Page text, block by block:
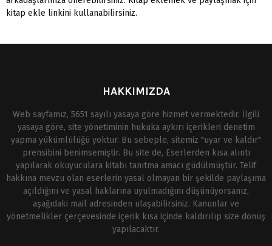
kitap ekle linkini kullanabilirsiniz.
HAKKIMIZDA
Web sayfamız, 5651 sayılı yasaya göre hizmet vermektedir. İlgili
yasaya göre, site yönetiminin hukuka aykırı içerikleri denetim
yapma yükümlülüğü yoktur. Bu sebeple, sitemiz "uyar ve kaldır"
prensibini benimsemiştir. Bu site de, Eserlerden kısa alıntı
yapılarak okuyuculara kitabı tanıtma amacı güdülmüştür. Telif
hakkına mevzu olan eserlerin yasal olmayan bir şekilde paylaşıma
açıldığını ve yasal haklarına uyulmadığını düşünüyorsanız,
aşağıdaki mail adresinden ulaşabilirsiniz. Kanunlar ve
yönetmelikler çerçevesinde içerik kısa içinde kaldırılıp size dönüş
yapılacaktır.